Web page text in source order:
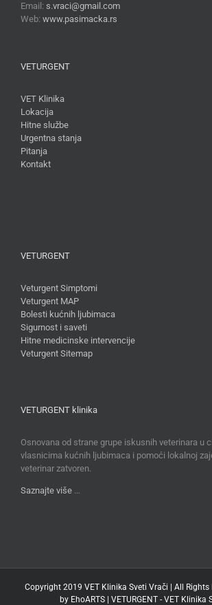
Email: s.vraci@gmail.com
Web: www.pasimacka.rs
VETURGENT
VET Klinika
Lokacija
Hitne službe
Urgentna stanja
Pitanja
Kontakt
VETURGENT
Veturgent Simptomi
Veturgent MAP
Bolesti kućnih ljubimaca
Sigurnost i saveti
Hitne medicinske intervencije
Veturgent Sitemap
VETURGENT klinika
Osnovana od strane grupe iskusnih veterinara u
vlasnicima kućnih ljubimaca i pomoći lokalnoj
veterinar zatvoren.
Saznajte više …
Copyright 2019 VET Klinika Sveti Vrači | All Rights
by EhoARTS VETURGENT - VET Klinika